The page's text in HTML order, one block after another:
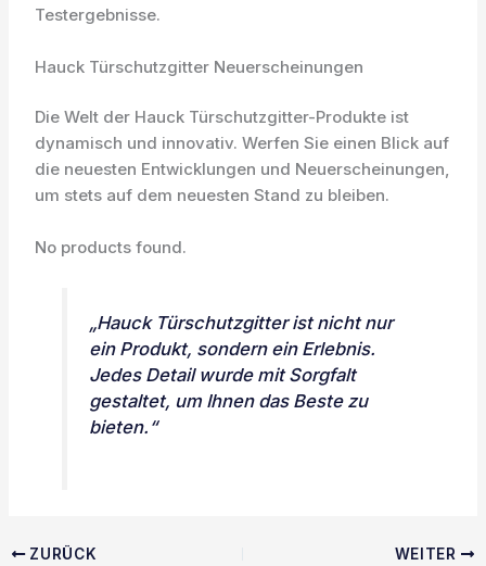
Testergebnisse.
Hauck Türschutzgitter Neuerscheinungen
Die Welt der Hauck Türschutzgitter-Produkte ist
dynamisch und innovativ. Werfen Sie einen Blick auf
die neuesten Entwicklungen und Neuerscheinungen,
um stets auf dem neuesten Stand zu bleiben.
No products found.
„Hauck Türschutzgitter ist nicht nur
ein Produkt, sondern ein Erlebnis.
Jedes Detail wurde mit Sorgfalt
gestaltet, um Ihnen das Beste zu
bieten.“
ZURÜCK WEITER